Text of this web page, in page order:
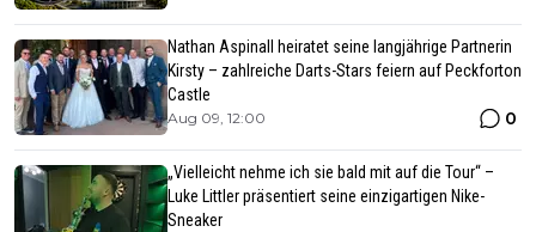
Nathan Aspinall heiratet seine langjährige Partnerin
Kirsty – zahlreiche Darts-Stars feiern auf Peckforton
Castle
Aug 09, 12:00 0
„Vielleicht nehme ich sie bald mit auf die Tour“ –
Luke Littler präsentiert seine einzigartigen Nike-
Sneaker